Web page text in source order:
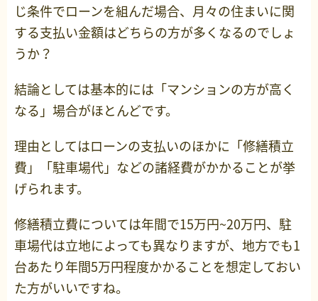
じ条件でローンを組んだ場合、月々の住まいに関
する支払い金額はどちらの方が多くなるのでしょ
うか？
結論としては基本的には「マンションの方が高く
なる」場合がほとんどです。
理由としてはローンの支払いのほかに「修繕積立
費」「駐車場代」などの諸経費がかかることが挙
げられます。
修繕積立費については年間で15万円~20万円、駐
車場代は立地によっても異なりますが、地方でも1
台あたり年間5万円程度かかることを想定しておい
た方がいいですね。